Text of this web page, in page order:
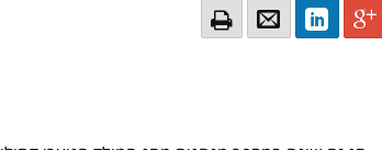
Google+
LinkedIn
Email
Email